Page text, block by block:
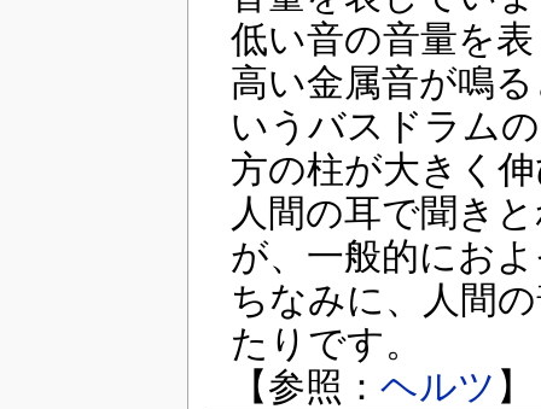
低い音の音量を
高い金属音が鳴
いうバスドラム
方の柱が大きく
人間の耳で聞き
が、一般的にお
ちなみに、人間
たりです。
【参照：ヘルツ 】